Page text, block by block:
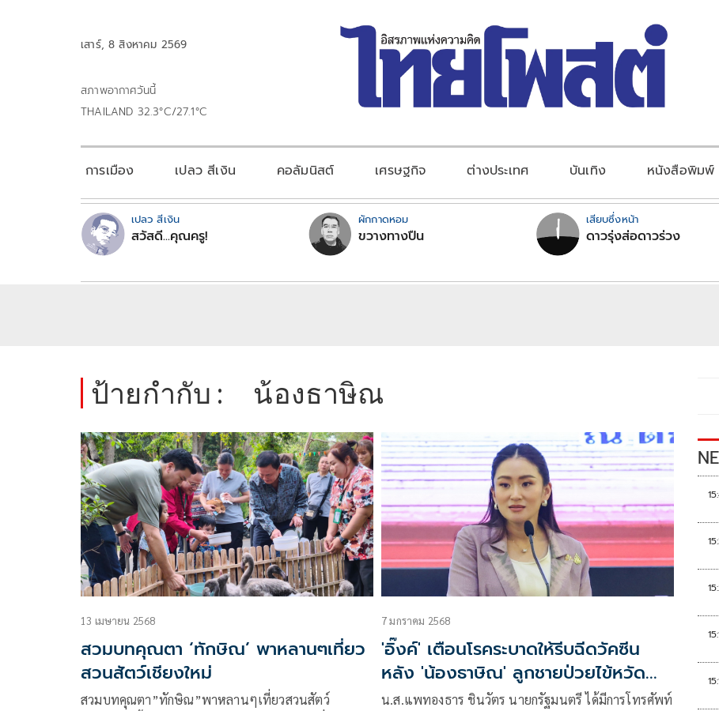
เสาร์, 8 สิงหาคม 2569
สภาพอากาศวันนี้
THAILAND 32.3°C/27.1°C
การเมือง เปลว สีเงิน คอลัมนิสต์ เศรษฐกิจ ต่างประเทศ บันเทิง หนังสือพิมพ์
เปลว สีเงิน
สวัสดี...คุณครู!
ผักกาดหอม
ขวางทางปืน
เสียบซึ่งหน้า
ดาวรุ่งส่อดาวร่วง
ป้ายกำกับ : น้องธาษิณ
13 เมษายน 2568
สวมบทคุณตา ‘ทักษิณ’ พาหลานๆเที่ยว
สวนสัตว์เชียงใหม่
สวมบทคุณตา”ทักษิณ”พาหลานๆเที่ยวสวนสัตว์
7 มกราคม 2568
'อิ๊งค์' เตือนโรคระบาดให้รีบฉีดวัคซีน
หลัง 'น้องธาษิณ' ลูกชายป่วยไข้หวัด
ใหญ่สายพันธุ์ A
น.ส.แพทองธาร ชินวัตร นายกรัฐมนตรี ได้มีการโทรศัพท์